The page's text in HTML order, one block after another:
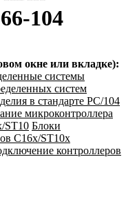
104
окне или вкладке):
системы
систем
в стандарте PC/104
микроконтроллера
ST10 Блоки
C16x/ST10x
контроллеров